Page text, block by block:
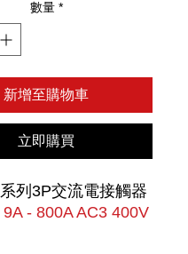
數量 *
新增至購物車
立即購買
系列3P交流電接觸器
9A - 800A AC3 400V